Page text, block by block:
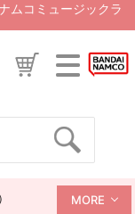
ムコミュージックラ
MORE